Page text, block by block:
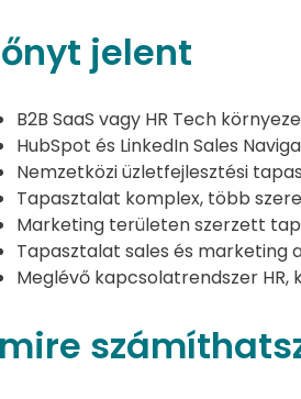
jelent
B2B SaaS vagy HR Tech
HubSpot és LinkedIn Sales
Nemzetközi üzletfejlesztési
Tapasztalat komplex, több
Marketing területen szerzett
Tapasztalat sales és
Meglévő kapcsolatrendszer